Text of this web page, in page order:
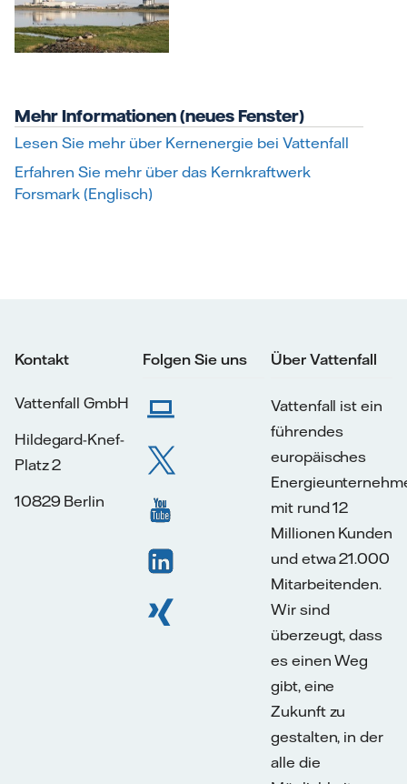
Mehr Informationen (neues Fenster)
Lesen Sie mehr über Kernenergie bei Vattenfall
Erfahren Sie mehr über das Kernkraftwerk
Forsmark (Englisch)
Kontakt
Vattenfall GmbH
Hildegard-Knef-
Platz 2
10829 Berlin
Folgen Sie uns Über Vattenfall
Vattenfall ist ein
führendes
europäisches
mit rund 12
Millionen Kunden
und etwa 21.000
Mitarbeitenden.
Wir sind
überzeugt, dass
es einen Weg
gibt, eine
Zukunft zu
gestalten, in der
alle die